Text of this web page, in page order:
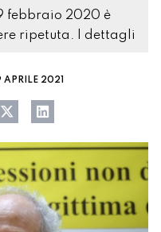
febbraio 2020 è
ripetuta. I dettagli
APRILE 2021